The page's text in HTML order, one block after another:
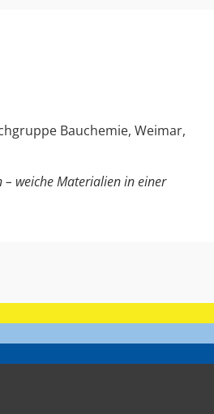
Bauchemie, Weimar,
– weiche Materialien in einer